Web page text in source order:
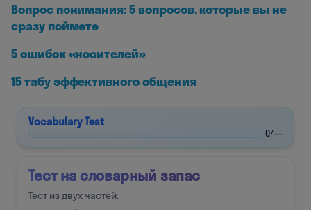
Вопрос понимания: 5 вопросов, которые вы не
сразу поймете
5 ошибок «носителей»
15 табу эффективного общения